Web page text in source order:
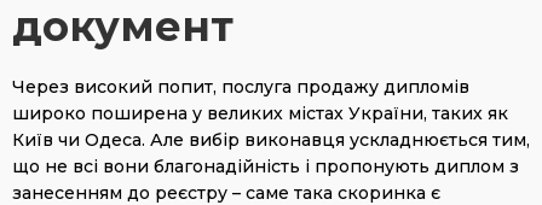
документ
Через високий попит, послуга продажу дипломів
широко поширена у великих містах України, таких як
Київ чи Одеса. Але вибір виконавця ускладнюється тим,
що не всі вони благонадійність і пропонують диплом з
занесенням до реєстру – саме така скоринка є